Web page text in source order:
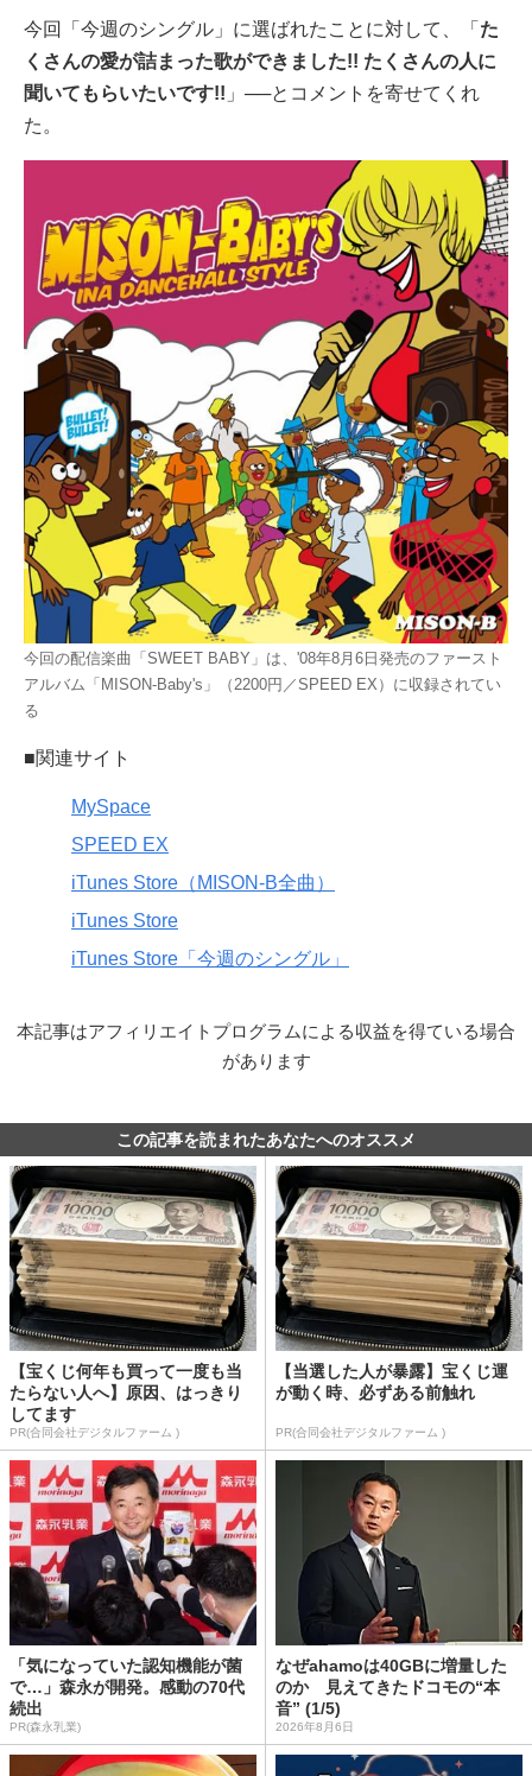
今回「今週のシングル」に選ばれたことに対して、「 た
くさんの愛が詰まった歌ができました!! たくさんの人に
聞いてもらいたいです!! 」──とコメントを寄せてくれ
た。
今回の配信楽曲「SWEET BABY」は、'08年8月6日発売のファースト
アルバム「MISON-Baby's」（2200円／SPEED EX）に収録されてい
る
■関連サイト
MySpace
SPEED EX
iTunes Store（MISON-B全曲）
iTunes Store
iTunes Store「今週のシングル」
本記事はアフィリエイトプログラムによる収益を得ている場合
があります
この記事を読まれたあなたへのオススメ
【宝くじ何年も買って一度も当
たらない人へ】原因、はっきり
してます
PR(合同会社デジタルファーム )
【当選した人が暴露】宝くじ運
が動く時、必ずある前触れ
PR(合同会社デジタルファーム )
「気になっていた認知機能が菌
で…」森永が開発。感動の70代
続出
PR(森永乳業)
なぜahamoは40GBに増量した
のか 見えてきたドコモの“本
音” (1/5)
2026年8月6日